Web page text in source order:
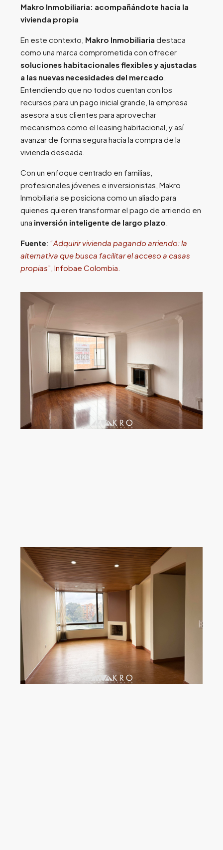
Makro Inmobiliaria: acompañándote hacia la
vivienda propia
En este contexto, Makro Inmobiliaria destaca
como una marca comprometida con ofrecer
soluciones habitacionales flexibles y ajustadas
a las nuevas necesidades del mercado
Entendiendo que no todos cuentan con los
recursos para un pago inicial grande, la empresa
asesora a sus clientes para aprovechar
mecanismos como el leasing habitacional, y así
avanzar de forma segura hacia la compra de la
vivienda deseada.
Con un enfoque centrado en familias,
profesionales jóvenes e inversionistas, Makro
Inmobiliaria se posiciona como un aliado para
quienes quieren transformar el pago de arriendo en
una inversión inteligente de largo plazo
Fuente:“Adquirir vivienda pagando arriendo: la
alternativa que busca facilitar el acceso a casas
propias”, Infobae Colombia.